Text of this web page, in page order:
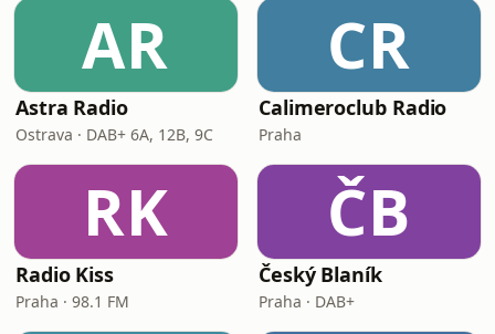
AR
Astra Radio
Ostrava · DAB+ 6A, 12B, 9C
CR
Calimeroclub Radio
Praha
RK
Radio Kiss
Praha · 98.1 FM
ČB
Český Blaník
Praha · DAB+